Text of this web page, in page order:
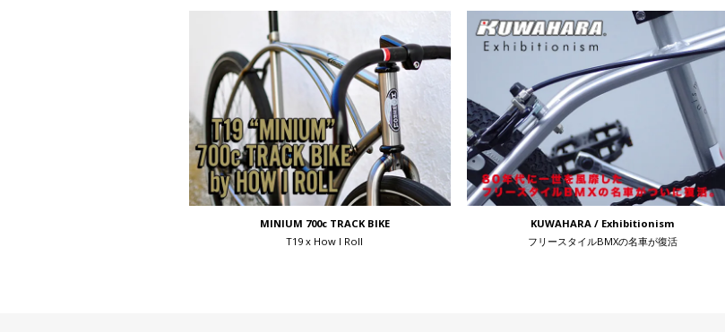
MINIUM 700c TRACK BIKE
T19 x How I Roll
KUWAHARA / Exhibitionism
フリースタイルBMXの名車が復活